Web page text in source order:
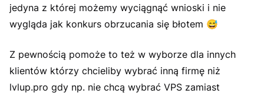
jedyna z której możemy wyciągnąć wnioski i nie
wygląda jak konkurs obrzucania się błotem 😅
Z pewnością pomoże to też w wyborze dla innych
klientów którzy chcieliby wybrać inną firmę niż
lvlup.pro gdy np. nie chcą wybrać VPS zamiast